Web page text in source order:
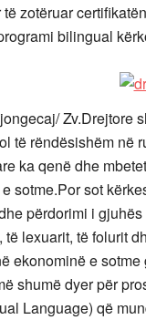
zotëruar
bilingual
Zv.Drejtore
të rëndësishëm në
ka qenë dhe
sotme.Por sot
përdorimi i
të lexuarit, të folurit
ekonominë e
shumë dyer për
Language) që